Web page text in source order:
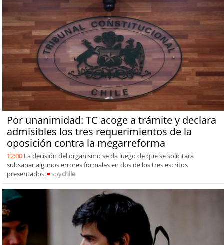
Por unanimidad: TC acoge a trámite y declara
admisibles los tres requerimientos de la
oposición contra la megarreforma
12:00 La decisión del organismo se da luego de que se solicitara
subsanar algunos errores formales en dos de los tres escritos
presentados.
soychile